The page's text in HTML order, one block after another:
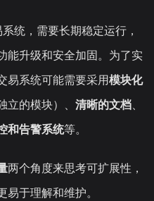
统，需要长期稳定运行，
能升级和安全加固。为了实
易系统可能需要采用模块化
的模块）、 清晰的文档、
和告警系统等。
两个角度来思考可扩展性，
于理解和维护。